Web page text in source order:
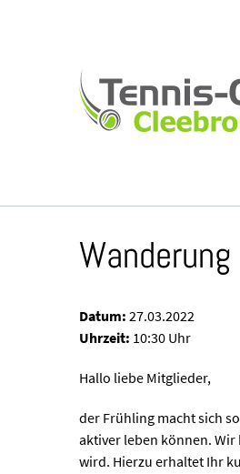
Wanderung
Datum: 27.03.2022
Uhrzeit: 10:30 Uhr
Hallo liebe Mitglieder,
der Frühling macht sich
aktiver leben können.
wird. Hierzu erhaltet Ihr